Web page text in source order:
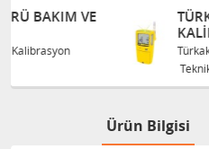
TÜRKAK
KALIBRASYON
Türkak Akredite Gaz
Teknik Servis
Ürün Bilgisi